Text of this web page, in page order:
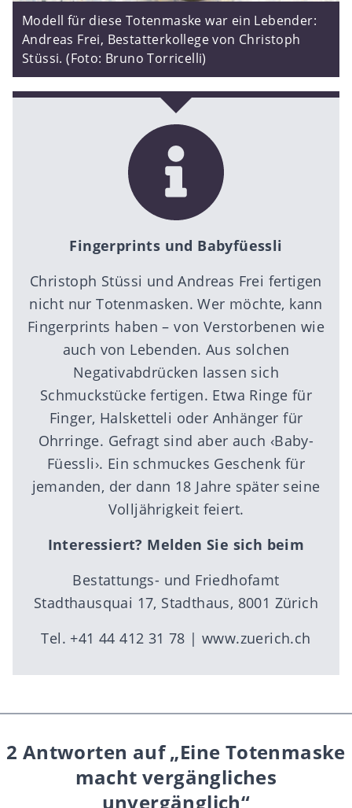
Modell für diese Totenmaske war ein Lebender:
Andreas Frei, Bestatterkollege von Christoph
Stüssi. (Foto: Bruno Torricelli)
Fingerprints und Babyfüessli
Christoph Stüssi und Andreas Frei fertigen
nicht nur Totenmasken. Wer möchte, kann
Fingerprints haben – von Verstorbenen wie
auch von Lebenden. Aus solchen
Negativabdrücken lassen sich
Schmuckstücke fertigen. Etwa Ringe für
Finger, Halsketteli oder Anhänger für
Ohrringe. Gefragt sind aber auch ‹Baby-
Füessli›. Ein schmuckes Geschenk für
jemanden, der dann 18 Jahre später seine
Volljährigkeit feiert.
Interessiert? Melden Sie sich beim
Bestattungs- und Friedhofamt
Stadthausquai 17, Stadthaus, 8001 Zürich
Tel. +41 44 412 31 78 | www.zuerich.ch
2 Antworten auf „Eine Totenmaske
macht vergängliches
unvergänglich“